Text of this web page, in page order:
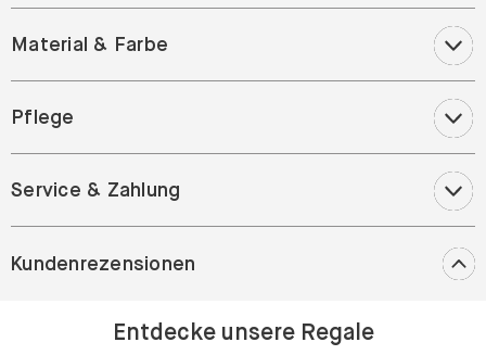
Material & Farbe
Pflege
Service & Zahlung
Kundenrezensionen
Entdecke unsere Regale